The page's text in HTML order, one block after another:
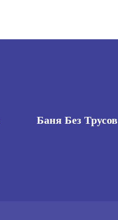
Баня Без Трусов